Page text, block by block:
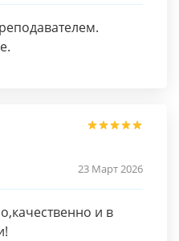
23 Март 2026
и в